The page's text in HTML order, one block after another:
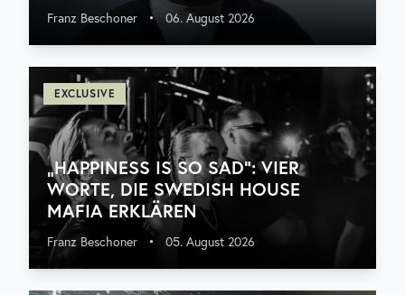
Franz Beschoner • 06. August 2026
EXCLUSIVE
„HAPPINESS IS SO SAD“: VIER
WORTE, DIE SWEDISH HOUSE
MAFIA ERKLÄREN
Franz Beschoner • 05. August 2026